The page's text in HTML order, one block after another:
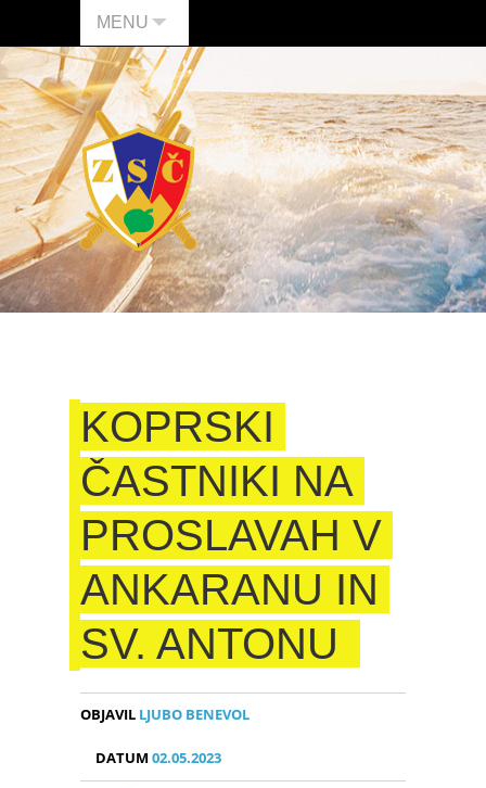
MENU
KOPRSKI
ČASTNIKI NA
PROSLAVAH V
ANKARANU IN
SV. ANTONU
OBJAVIL LJUBO BENEVOL
DATUM02.05.2023